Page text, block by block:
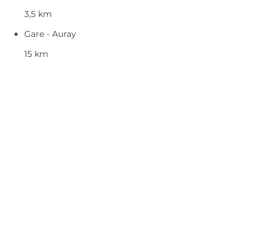
3,5 km
Gare - Auray
15 km